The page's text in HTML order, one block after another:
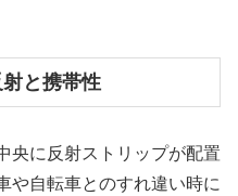
と携帯性
央に反射ストリップが配置
や自転車とのすれ違い時に